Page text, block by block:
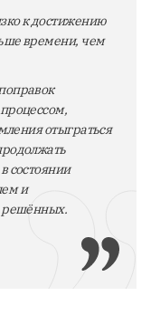
к достижению
времени, чем
отыграться
состоянии
и
решённых.